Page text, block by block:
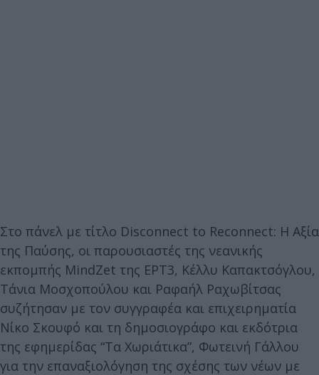
Στο πάνελ με τίτλο Disconnect to Reconnect: Η Αξία
της Παύσης, οι παρουσιαστές της νεανικής
εκπομπής MindZet της ΕΡΤ3, Κέλλυ Καπακτσόγλου,
Τάνια Μοσχοπούλου και Ραφαήλ Ραχωβίτσας
συζήτησαν με τον συγγραφέα και επιχειρηματία
Νίκο Σκουφό και τη δημοσιογράφο και εκδότρια
της εφημερίδας “Τα Χωριάτικα”, Φωτεινή Γάλλου
για την επαναξιολόγηση της σχέσης των νέων με